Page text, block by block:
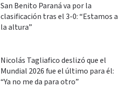
San Benito Paraná va por la
clasificación tras el 3-0: “Estamos a
la altura”
Nicolás Tagliafico deslizó que el
Mundial 2026 fue el último para él:
“Ya no me da para otro”